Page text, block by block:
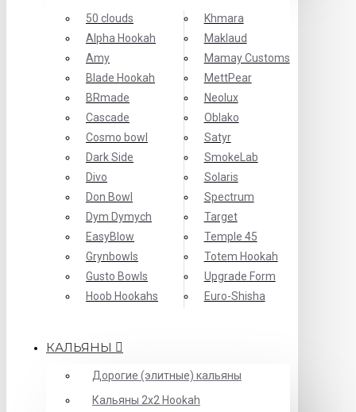
50 clouds
Alpha Hookah
Amy
Blade Hookah
BRmade
Cascade
Cosmo bowl
Dark Side
Divo
Don Bowl
Dym Dymych
EasyBlow
Grynbowls
Gusto Bowls
Hoob Hookahs
Khmara
Maklaud
Mamay Customs
MettPear
Neolux
Oblako
Satyr
SmokeLab
Solaris
Spectrum
Target
Temple 45
Totem Hookah
Upgrade Form
Еuro-Shisha
КАЛЬЯНЫ
Дорогие (элитные) кальяны
Кальяны 2х2 Hookah